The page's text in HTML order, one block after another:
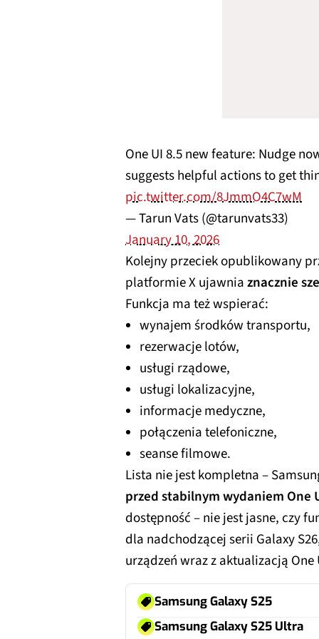
One UI 8.5 new feature: Nudge
suggests helpful actions to get
pic.twitter.com/8JmmO4C7wM
— Tarun Vats (@tarunvats33)
January 10, 2026
Kolejny przeciek opublikowany
platformie X ujawniaznacznie
Funkcja ma też wspierać:
wynajem środków transportu,
rezerwacje lotów,
usługi rządowe,
usługi lokalizacyjne,
informacje medyczne,
połączenia telefoniczne,
seanse filmowe.
Lista nie jest kompletna –
przed stabilnym wydaniem One
dostępność – nie jest jasne, czy
dla nadchodzącej serii Galaxy
urządzeń wraz z aktualizacją One
Samsung Galaxy S25
Samsung Galaxy S25 Ultra